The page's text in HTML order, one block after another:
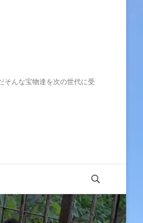
そんな宝物達を次の世代に受